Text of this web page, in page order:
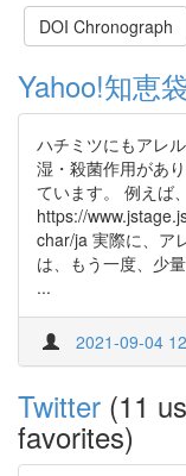
DOI Chronograph
Yahoo!知恵
ハチミツにもアレ
湿・殺菌作用があ
ています。 例えば
https://
char/ja 実際に、ア
は、もう一度、少
...
2021-09-04
Twitter (11
favorites)